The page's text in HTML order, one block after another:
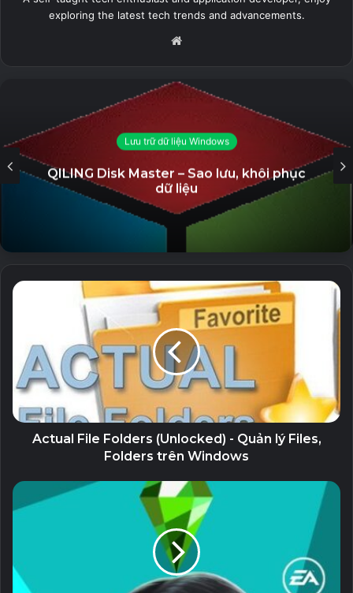
exploring the latest tech trends and advancements.
Lưu trữ dữ liệu Windows
QILING Disk Master – Sao lưu, khôi phục
dữ liệu
Actual File Folders (Unlocked) - Quản lý Files,
Folders trên Windows